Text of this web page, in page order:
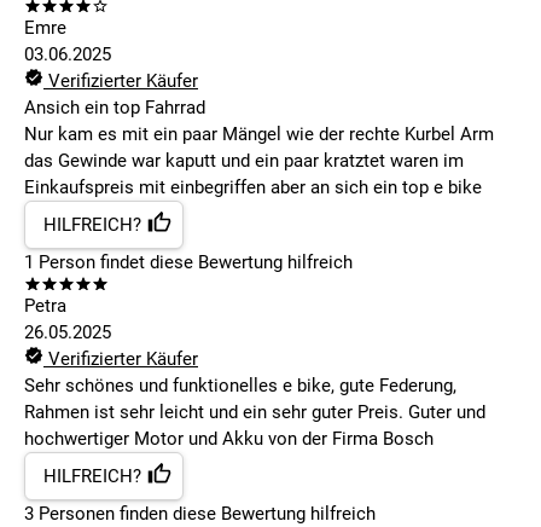
Emre
03.06.2025
Verifizierter Käufer
Ansich ein top Fahrrad
Nur kam es mit ein paar Mängel wie der rechte Kurbel Arm
das Gewinde war kaputt und ein paar kratztet waren im
Einkaufspreis mit einbegriffen aber an sich ein top e bike
HILFREICH?
1 Person findet diese Bewertung hilfreich
Petra
26.05.2025
Verifizierter Käufer
Sehr schönes und funktionelles e bike, gute Federung,
Rahmen ist sehr leicht und ein sehr guter Preis. Guter und
hochwertiger Motor und Akku von der Firma Bosch
HILFREICH?
3 Personen finden diese Bewertung hilfreich